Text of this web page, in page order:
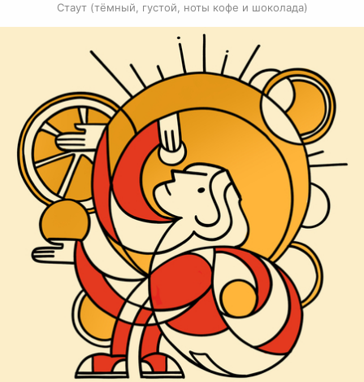
Стаут (тёмный, густой, ноты кофе и шоколада)